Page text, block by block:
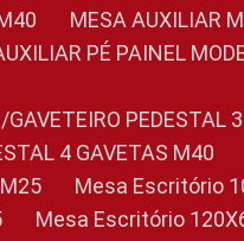
MESA AUXILIAR
AUXILIAR PÉ PAINEL
GAVETEIRO PEDESTAL
4 GAVETAS M40
Mesa Escritório
Mesa Escritório